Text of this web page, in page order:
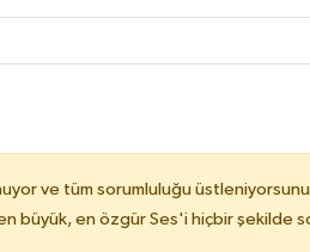
ve tüm sorumluluğu
büyük, en özgür Ses'i hiçbir şekilde